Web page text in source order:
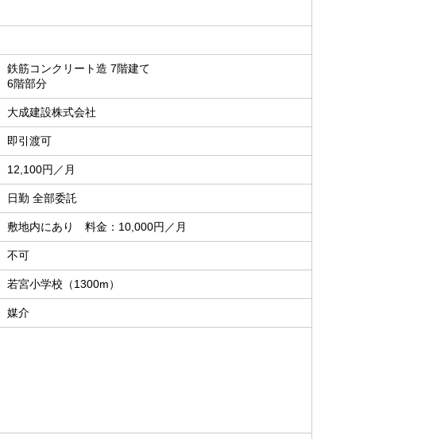
鉄筋コンクリート造 7階建て
6階部分
大成建設株式会社
即引渡可
12,100円／月
日勤 全部委託
敷地内にあり 料金：10,000円／月
不可
若宮小学校（1300m）
媒介